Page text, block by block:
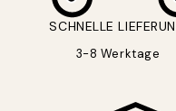
SCHNELLE
3-8 Werktage